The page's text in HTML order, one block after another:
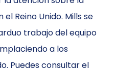
Reino Unido. Mills se
trabajo del equipo
a los
Puedes consultar el